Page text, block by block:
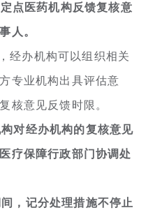
点医药机构反馈复核意
人。
经办机构可以组织相关
专业机构出具评估意
核意见反馈时限。
对经办机构的复核意见
疗保障行政部门协调处
，记分处理措施不停止